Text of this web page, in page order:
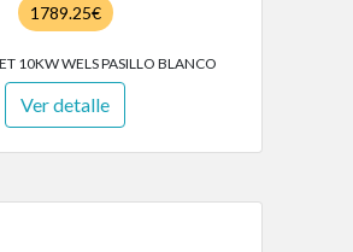
1789.25€
10KW WELS PASILLO BLANCO
Ver detalle